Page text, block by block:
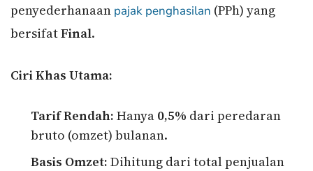
penyederhanaan pajak penghasilan (PPh) yang
bersifatFinal.
Ciri Khas Utama:
Tarif Rendah: Hanya 0,5% dari peredaran
bruto (omzet) bulanan.
Basis Omzet: Dihitung dari total penjualan